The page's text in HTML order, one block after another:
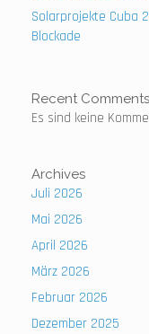
Solarprojekte Cuba
Blockade
Recent Comments
Es sind keine
Archives
Juli 2026
Mai 2026
April 2026
März 2026
Februar 2026
Dezember 2025